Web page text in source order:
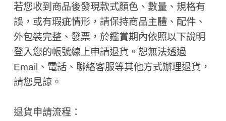
若您收到商品後發現款式顏色、數量、規格有
誤，或有瑕疵情形，請保持商品主體、配件、
外包裝完整、發票，於鑑賞期內依照以下說明
登入您的帳號線上申請退貨。恕無法透過
Email、電話、聯絡客服等其他方式辦理退貨，
請您見諒。
退貨申請流程：